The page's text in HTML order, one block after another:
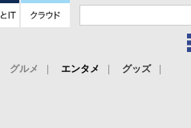
グルメ エンタメ
グッズ